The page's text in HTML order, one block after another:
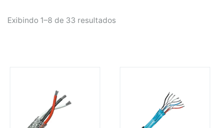
Exibindo 1–8 de 33 resultados